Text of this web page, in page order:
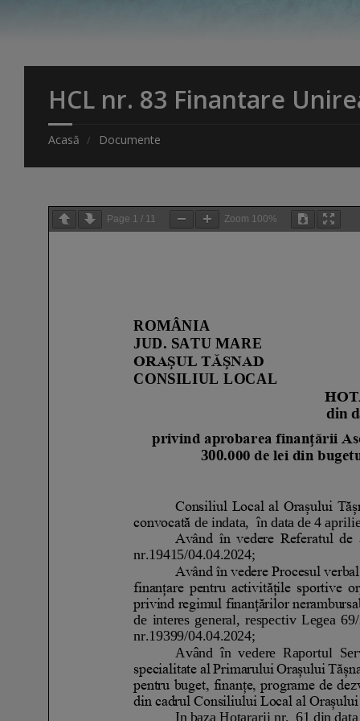
HCL nr. 83 Finantare
Acasă Documente
Page 1 / 11 Zoom 100%